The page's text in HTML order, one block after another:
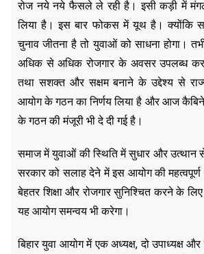
रोज नये नये फैसले ले रही है। इसी कड़ी में
लिया है। इस बार फोकस में यूथ है। क्योंकि
चुनाव जीतना है तो युवाओं को साधना होगा।
अधिक से अधिक रोजगार के अवसर उपलब्ध
तथा सशक्त और सक्षम बनाने के उद्देश्य से
आयोग के गठन का निर्णय लिया है और आज कैबिनेट
के गठन की मंजूरी भी दे दी गई है।
समाज में युवाओं की स्थिति में सुधार और उत्थान
सरकार को सलाह देने में इस आयोग की महत्वपूर्ण
बेहतर शिक्षा और रोजगार सुनिश्चित करने के
यह आयोग समन्वय भी करेगा।
बिहार युवा आयोग में एक अध्यक्ष, दो उपाध्यक्ष